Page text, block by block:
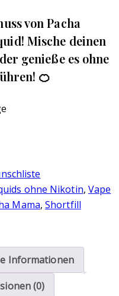
von Pacha
Mische deinen
genieße es ohne
🍊
ohne Nikotin, Vape
Mama,Shortfill
Informationen
(0)